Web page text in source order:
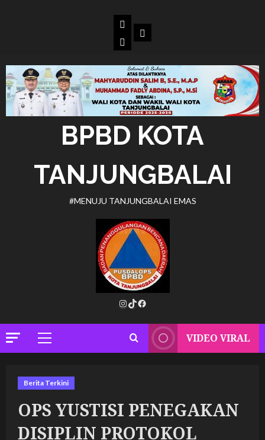
Beranda
BPBD
Tanjungbalai
Dokumen
BPBD KOTA
TANJUNGBALAI
#MENUJU TANJUNGBALAI EMAS
Instagram
TikTok
Facebook
Primary
VIDEO VIRAL
Berita Terkini
OPS YUSTISI PENEGAKAN
DISIPLIN PROTOKOL